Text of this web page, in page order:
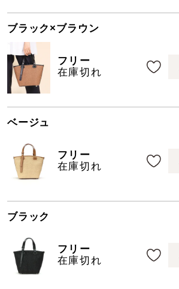
ブラック×ブラウン
フリー
在庫切れ
ベージュ
フリー
在庫切れ
ブラック
フリー
在庫切れ